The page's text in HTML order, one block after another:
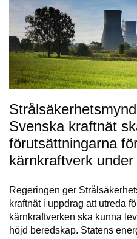
Svenska kraftnät
förutsättningarna
kärnkraftverk
Regeringen ger
kraftnät i uppdrag att utreda
kärnkraftverken ska kunna
höjd beredskap. Statens